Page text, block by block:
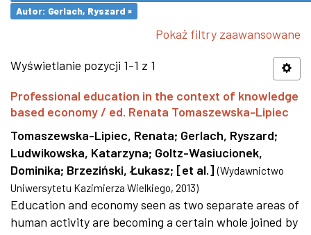
Autor: Gerlach, Ryszard ×
Pokaż filtry zaawansowane
Wyświetlanie pozycji 1-1 z 1
Professional education in the context of knowledge
based economy / ed. Renata Tomaszewska-Lipiec
Tomaszewska-Lipiec, Renata; Gerlach, Ryszard;
Ludwikowska, Katarzyna; Goltz-Wasiucionek,
Dominika; Brzeziński, Łukasz; [et al.] (Wydawnictwo
Uniwersytetu Kazimierza Wielkiego, 2013)
Education and economy seen as two separate areas of
human activity are becoming a certain whole joined by